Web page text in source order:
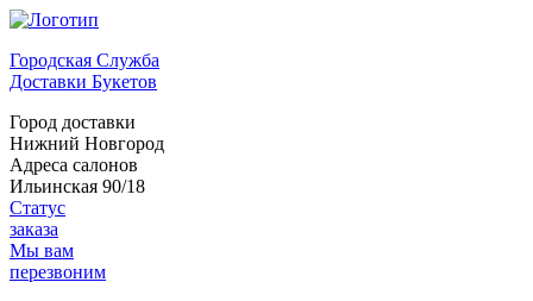
Городская Служба
Доставки Букетов
Город доставки
Нижний Новгород
Адреса салонов
Ильинская 90/18
Статус
заказа
Мы вам
перезвоним